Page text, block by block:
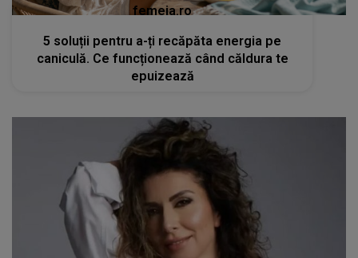
femeia.ro
5 soluții pentru a-ți recăpăta energia pe
caniculă. Ce funcționează când căldura te
epuizează